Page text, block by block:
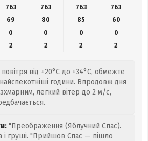
763
763 763 763
69
80 85 60
0
0 0
0
2
2 2 2
від +20°C до +34°C, обмежте
години. Впродовж дня
легкий вітер до 2 м/с,
"Преображення (Яблучний Спас).
і груші. "Прийшов Спас — пішло